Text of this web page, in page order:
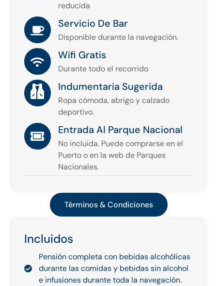
reducida
Servicio De Bar
Disponible durante la navegación.
Wifi Gratis
Durante todo el recorrido
Indumentaria Sugerida
Ropa cómoda, abrigo y calzado
deportivo.
Entrada Al Parque Nacional
No incluida. Puede comprarse en el
Puerto o en la web de Parques
Nacionales.
Términos & Condiciones
Incluidos
Pensión completa con bebidas alcohólicas
durante las comidas y bebidas sin alcohol
e infusiones durante toda la navegación.